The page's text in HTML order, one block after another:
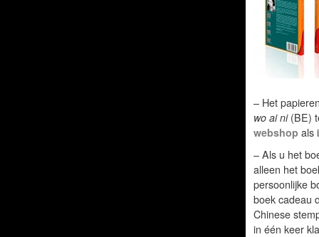
– Het
wo ai ni (BE)
webshop als
– Als u het
alleen het
persoonlijke
boek cadeau
Chinese
in één keer